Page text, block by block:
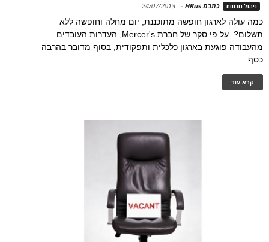
ניהול נוכחות כתבת HRus -
24/07/2013
כמה עולה לארגון חופשה מתוכננת, יום מחלה וחופשה ללא
תשלום? על פי סקר של חברת Mercer's, העדרות העובדים
מהעבודה פוגעת בארגון כלכלית ותפקודית, בסוף מדובר בהרבה
כסף
קרא עוד